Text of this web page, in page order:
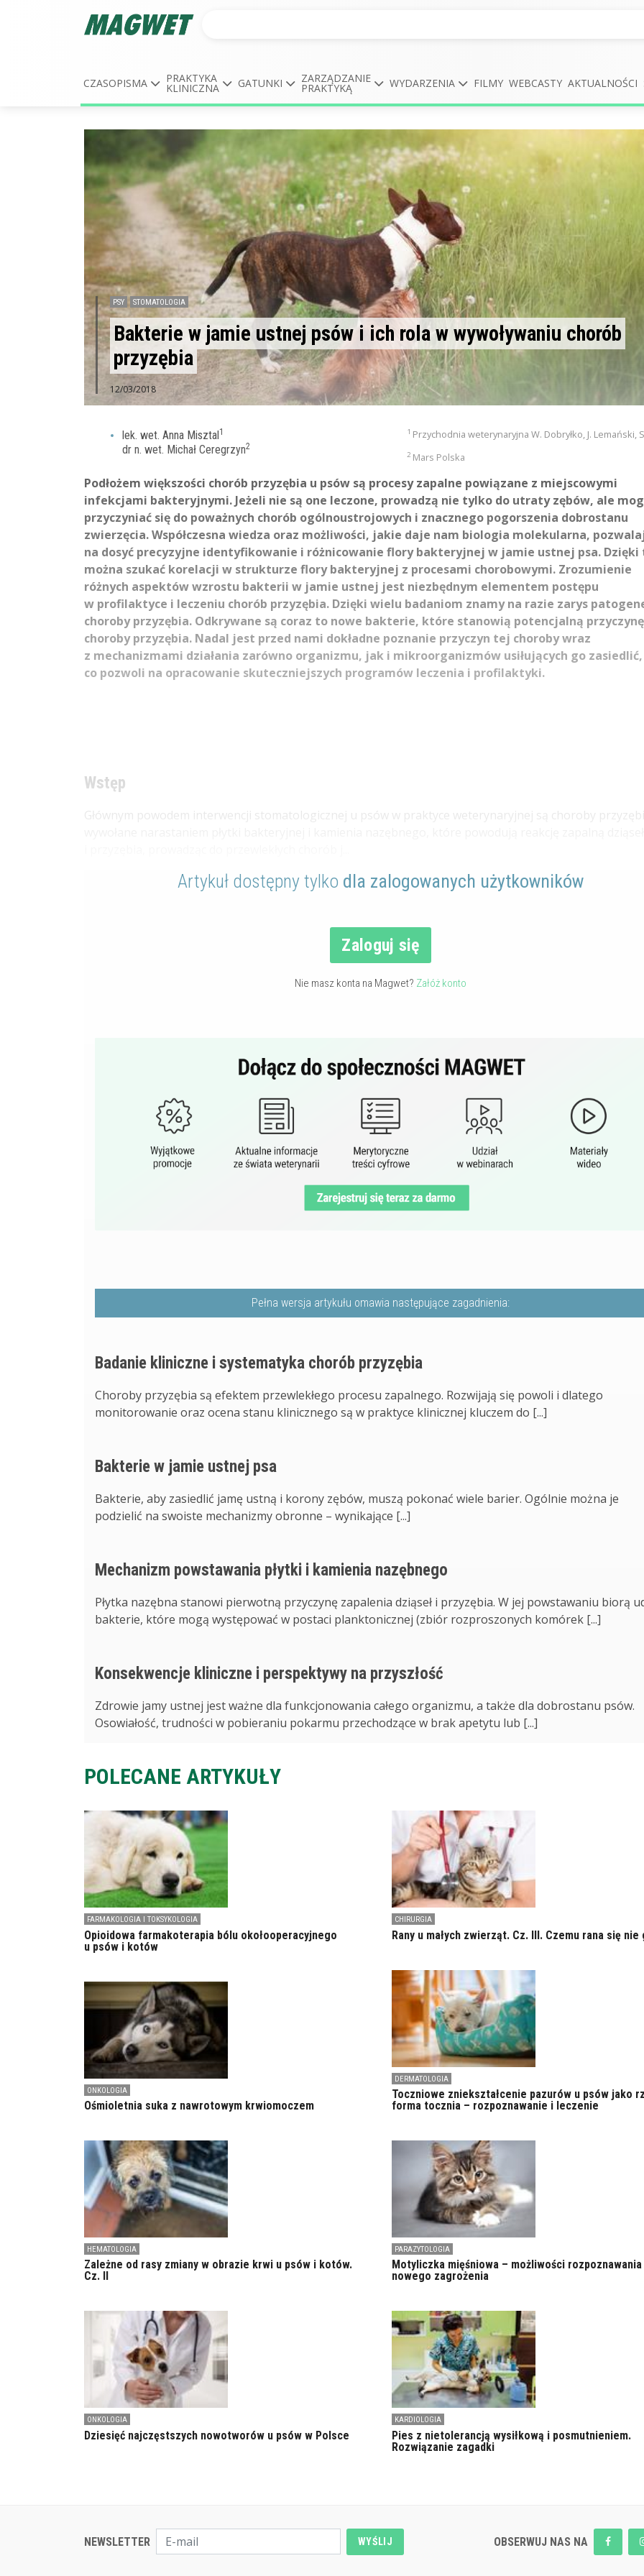
CZASOPISMA PRAKTYKA
KLINICZNA GATUNKI ZARZĄDZANIE
PRAKTYKĄ WYDARZENIA FILMY WEBCASTY AKTUALNOŚCI
PSY STOMATOLOGIA
Bakterie w jamie ustnej psów i ich rola w wywoływaniu chorób
przyzębia
12/03/2018
lek. wet. Anna Misztal1
dr n. wet. Michał Ceregrzyn2
1 Przychodnia weterynaryjna W. Dobryłko, J. Lemański,
2 Mars Polska
Podłożem większości chorób przyzębia u psów są procesy zapalne powiązane z miejscowymi
infekcjami bakteryjnymi. Jeżeli nie są one leczone, prowadzą nie tylko do utraty zębów, ale
przyczyniać się do poważnych chorób ogólnoustrojowych i znacznego pogorszenia dobrostanu
zwierzęcia. Współczesna wiedza oraz możliwości, jakie daje nam biologia molekularna,
na dosyć precyzyjne identyfikowanie i różnicowanie flory bakteryjnej w jamie ustnej psa. Dzięki
można szukać korelacji w strukturze flory bakteryjnej z procesami chorobowymi. Zrozumienie
różnych aspektów wzrostu bakterii w jamie ustnej jest niezbędnym elementem postępu
w profilaktyce i leczeniu chorób przyzębia. Dzięki wielu badaniom znamy na razie zarys
choroby przyzębia. Odkrywane są coraz to nowe bakterie, które stanowią potencjalną przyczynę
choroby przyzębia. Nadal jest przed nami dokładne poznanie przyczyn tej choroby wraz
z mechanizmami działania zarówno organizmu, jak i mikroorganizmów usiłujących go zasiedlić,
co pozwoli na opracowanie skuteczniejszych programów leczenia i profilaktyki.
Wstęp
Głównym powodem interwencji stomatologicznej u psów w praktyce weterynaryjnej są choroby
Artykuł dostępny tylko dla zalogowanych użytkowników
Zaloguj się
Nie masz konta na Magwet? Załóż konto
Pełna wersja artykułu omawia następujące zagadnienia:
Badanie kliniczne i systematyka chorób przyzębia
Choroby przyzębia są efektem przewlekłego procesu zapalnego. Rozwijają się powoli i dlatego
monitorowanie oraz ocena stanu klinicznego są w praktyce klinicznej kluczem do [...]
Bakterie w jamie ustnej psa
Bakterie, aby zasiedlić jamę ustną i korony zębów, muszą pokonać wiele barier. Ogólnie można je
podzielić na swoiste mechanizmy obronne – wynikające [...]
Mechanizm powstawania płytki i kamienia nazębnego
Płytka nazębna stanowi pierwotną przyczynę zapalenia dziąseł i przyzębia. W jej powstawaniu biorą
bakterie, które mogą występować w postaci planktonicznej (zbiór rozproszonych komórek [...]
Konsekwencje kliniczne i perspektywy na przyszłość
Zdrowie jamy ustnej jest ważne dla funkcjonowania całego organizmu, a także dla dobrostanu psów.
Osowiałość, trudności w pobieraniu pokarmu przechodzące w brak apetytu lub [...]
POLECANE ARTYKUŁY
FARMAKOLOGIA I TOKSYKOLOGIA
Opioidowa farmakoterapia bólu okołooperacyjnego
u psów i kotów
ONKOLOGIA
Ośmioletnia suka z nawrotowym krwiomoczem
HEMATOLOGIA
Zależne od rasy zmiany w obrazie krwi u psów i kotów.
Cz. II
ONKOLOGIA
Dziesięć najczęstszych nowotworów u psów w Polsce
CHIRURGIA
Rany u małych zwierząt. Cz. III. Czemu rana się nie
DERMATOLOGIA
Toczniowe zniekształcenie pazurów u psów jako
forma tocznia – rozpoznawanie i leczenie
PARAZYTOLOGIA
Motyliczka mięśniowa – możliwości rozpoznawania
nowego zagrożenia
KARDIOLOGIA
Pies z nietolerancją wysiłkową i posmutnieniem.
Rozwiązanie zagadki
NEWSLETTER WYŚLIJ OBSERWUJ NAS NA